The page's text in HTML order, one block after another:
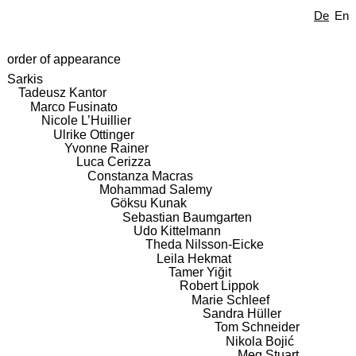
De En
order of appearance
Sarkis
Tadeusz Kantor
Marco Fusinato
Nicole L’Huillier
Ulrike Ottinger
Yvonne Rainer
Luca Cerizza
Constanza Macras
Mohammad Salemy
Göksu Kunak
Sebastian Baumgarten
Udo Kittelmann
Theda Nilsson-Eicke
Leila Hekmat
Tamer Yiğit
Robert Lippok
Marie Schleef
Sandra Hüller
Tom Schneider
Nikola Bojić